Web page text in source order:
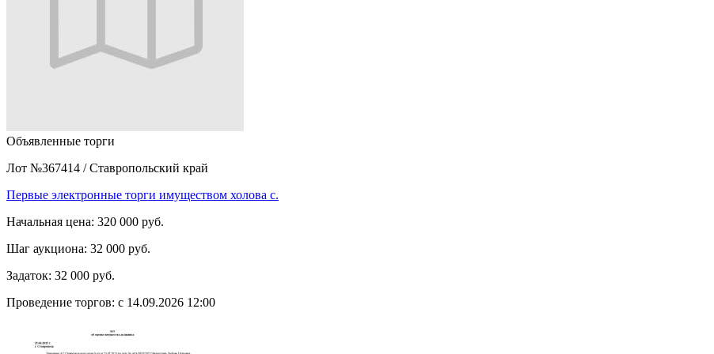
Объявленные торги
Лот №367414 / Ставропольский край
Первые электронные торги имуществом холова с.
Начальная цена: 320 000 руб.
Шаг аукциона: 32 000 руб.
Задаток: 32 000 руб.
Проведение торгов: с 14.09.2026 12:00